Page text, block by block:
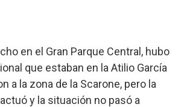
en el Gran Parque Central, hubo
que estaban en la Atilio García
a la zona de la Scarone, pero la
y la situación no pasó a